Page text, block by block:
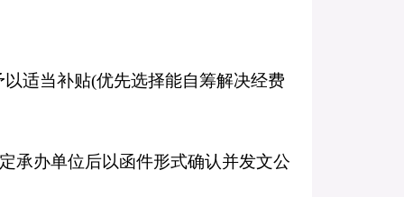
适当补贴(优先选择能自筹解决经费
承办单位后以函件形式确认并发文公